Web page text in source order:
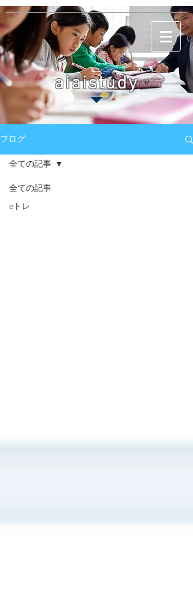
aiaistudy
ブログ
全ての記事
eトレ
全ての記事